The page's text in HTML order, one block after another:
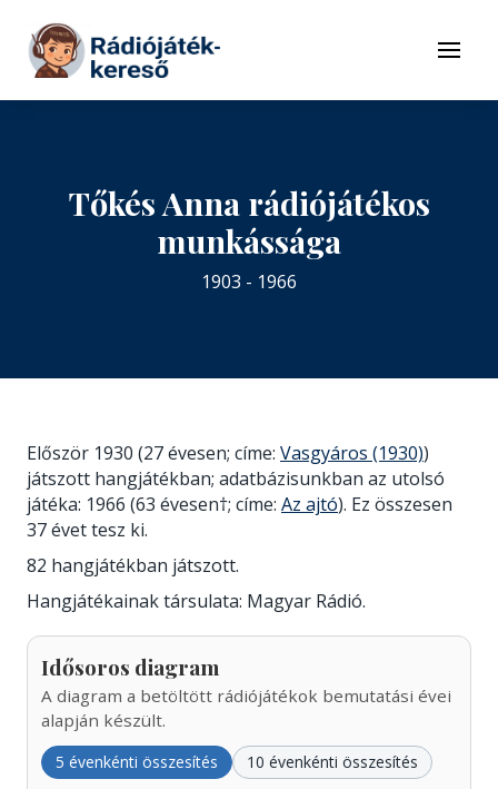
Tovább a tartalomhoz
Menü
Tőkés Anna rádiójátékos
munkássága
1903 - 1966
Először 1930 (27 évesen; címe: Vasgyáros (1930))
játszott hangjátékban; adatbázisunkban az utolsó
játéka: 1966 (63 évesen†; címe: Az ajtó). Ez összesen
37 évet tesz ki.
82 hangjátékban játszott.
Hangjátékainak társulata: Magyar Rádió.
Idősoros diagram
A diagram a betöltött rádiójátékok bemutatási évei
alapján készült.
5 évenkénti összesítés 10 évenkénti összesítés